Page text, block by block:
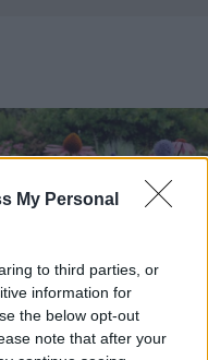
My Personal
to third parties, or
information for
the below opt-out
note that after your
ktoré znesú
a teplo? Tieto
na miesta, na